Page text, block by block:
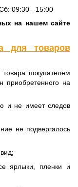
09:30 - 15:00
на нашем сайте
для товаров
покупателем
приобретенного на
и не имеет следов
не подвергалось
ярлыки, пленки и